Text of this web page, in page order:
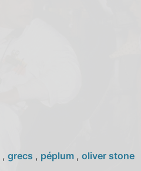
, grecs , péplum , oliver stone